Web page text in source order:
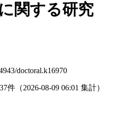
関する研究
doctoral.k16970
37件 （2026-08-09 06:01 集計）